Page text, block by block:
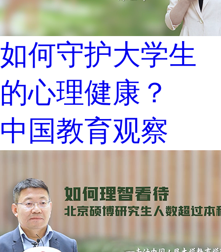
如何守护大学生
的心理健康？
中国教育观察